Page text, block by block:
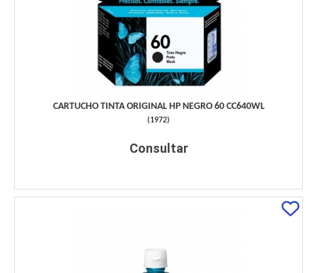
CARTUCHO TINTA ORIGINAL HP NEGRO 60 CC640WL
(1972)
Consultar